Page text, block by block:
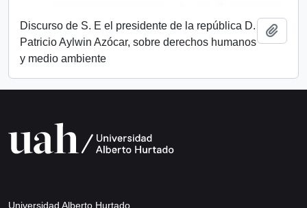
Discurso de S. E el presidente de la república D.
Patricio Aylwin Azócar, sobre derechos humanos
y medio ambiente
Universidad Alberto Hurtado